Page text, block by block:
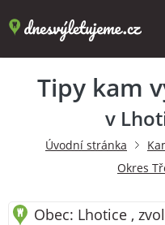
Tipy kam
v
Úvodní stránka
Okres
Obec: Lhotice ,